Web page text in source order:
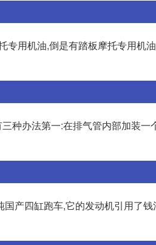
专用机油,倒是有踏板摩托专用机
种办法第一:在排气管内部加装
产四缸跑车,它的发动机引用了